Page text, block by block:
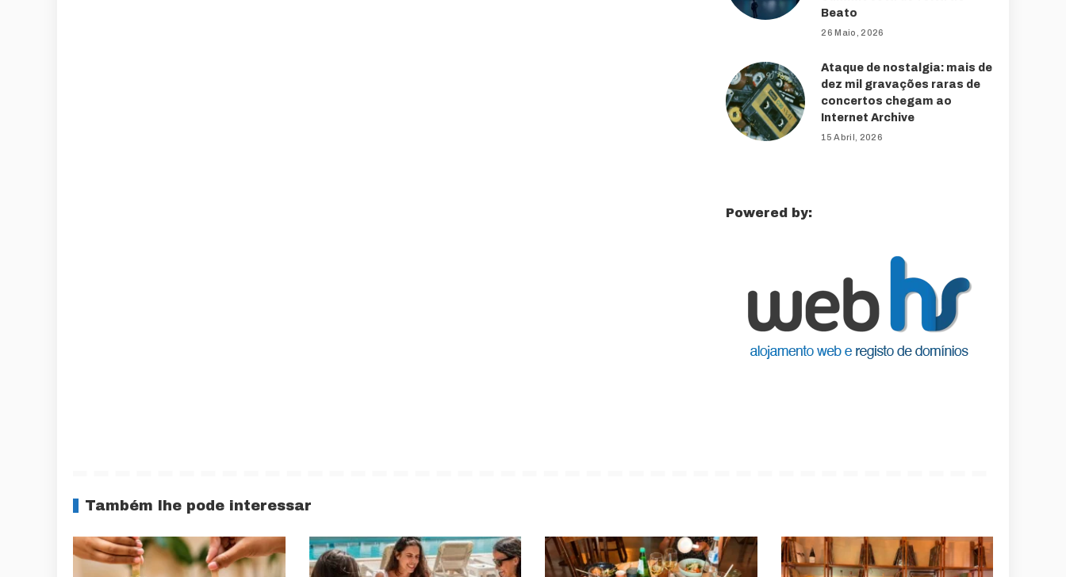
Beato
26 Maio, 2026
Ataque de nostalgia: mais de
dez mil gravações raras de
concertos chegam ao
Internet Archive
15 Abril, 2026
Powered by:
Também lhe pode interessar